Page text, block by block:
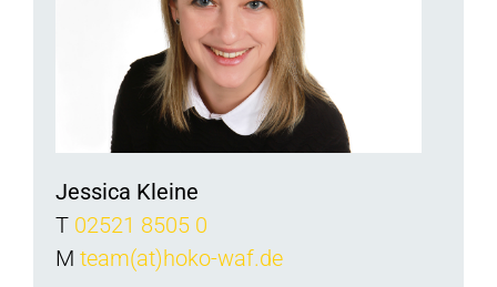
Jessica Kleine
T 02521 8505 0
M team(at)hoko-waf.de